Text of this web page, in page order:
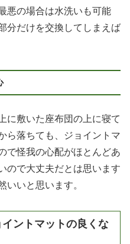
悪の場合は水洗いも可能
分だけを交換してしまえば
に敷いた座布団の上に寝て
ら落ちても、ジョイントマ
で怪我の心配がほとんどあ
ので大丈夫だとは思います
いいと思います。
ントマットの良くな